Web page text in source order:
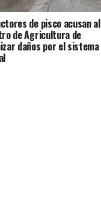
de pisco acusan al
de Agricultura de
daños por el sistema